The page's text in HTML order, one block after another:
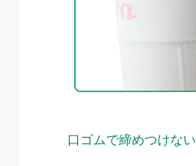
口ゴムで締めつけない